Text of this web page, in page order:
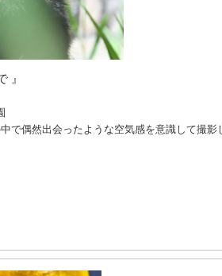
』
で偶然出会ったような空気感を意識して撮影